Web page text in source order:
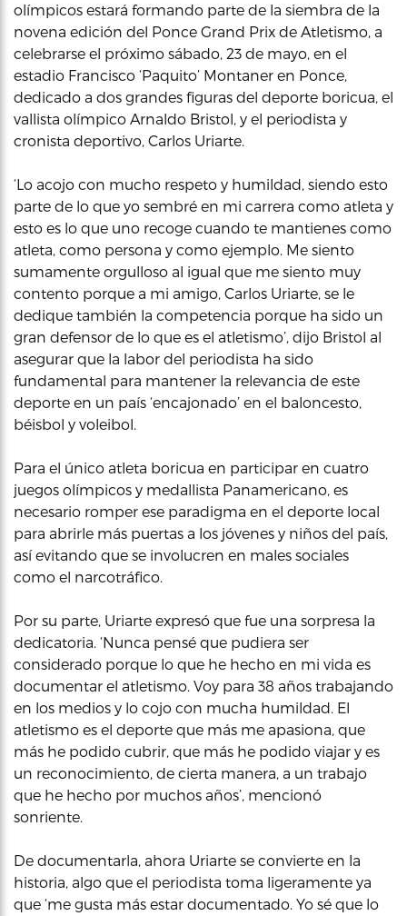
olímpicos estará formando parte de la siembra de la
novena edición del Ponce Grand Prix de Atletismo, a
celebrarse el próximo sábado, 23 de mayo, en el
estadio Francisco ‘Paquito’ Montaner en Ponce,
dedicado a dos grandes figuras del deporte boricua, el
vallista olímpico Arnaldo Bristol, y el periodista y
cronista deportivo, Carlos Uriarte.
‘Lo acojo con mucho respeto y humildad, siendo esto
parte de lo que yo sembré en mi carrera como atleta y
esto es lo que uno recoge cuando te mantienes como
atleta, como persona y como ejemplo. Me siento
sumamente orgulloso al igual que me siento muy
contento porque a mi amigo, Carlos Uriarte, se le
dedique también la competencia porque ha sido un
gran defensor de lo que es el atletismo’, dijo Bristol al
asegurar que la labor del periodista ha sido
fundamental para mantener la relevancia de este
deporte en un país ‘encajonado’ en el baloncesto,
béisbol y voleibol.
Para el único atleta boricua en participar en cuatro
juegos olímpicos y medallista Panamericano, es
necesario romper ese paradigma en el deporte local
para abrirle más puertas a los jóvenes y niños del país,
así evitando que se involucren en males sociales
como el narcotráfico.
Por su parte, Uriarte expresó que fue una sorpresa la
dedicatoria. ‘Nunca pensé que pudiera ser
considerado porque lo que he hecho en mi vida es
documentar el atletismo. Voy para 38 años trabajando
en los medios y lo cojo con mucha humildad. El
atletismo es el deporte que más me apasiona, que
más he podido cubrir, que más he podido viajar y es
un reconocimiento, de cierta manera, a un trabajo
que he hecho por muchos años’, mencionó
sonriente.
De documentarla, ahora Uriarte se convierte en la
historia, algo que el periodista toma ligeramente ya
que ‘me gusta más estar documentado. Yo sé que lo